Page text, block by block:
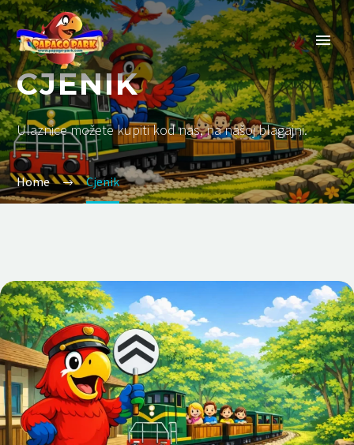
CJENIK
Ulaznice možete kupiti kod nas, na našoj blagajni.
Home Cjenik